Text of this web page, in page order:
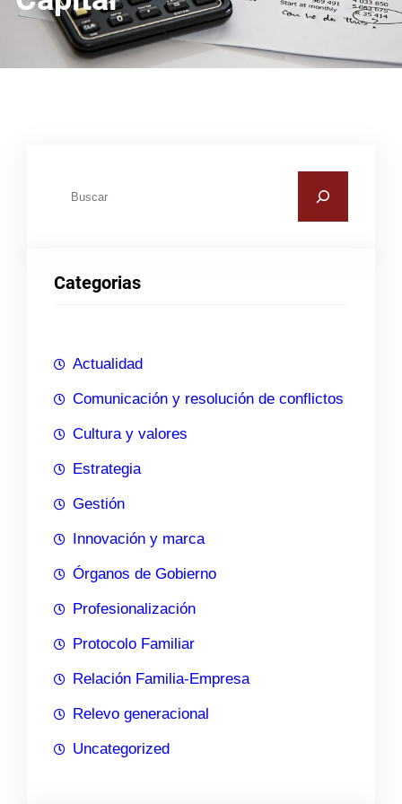
a
Categorias
Actualidad
Comunicación y resolución de conflictos
Cultura y valores
Estrategia
Gestión
Innovación y marca
Órganos de Gobierno
Profesionalización
Protocolo Familiar
Relación Familia-Empresa
Relevo generacional
Uncategorized